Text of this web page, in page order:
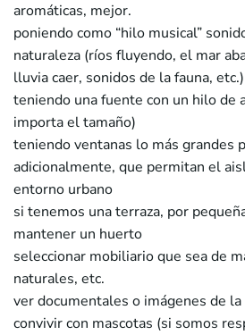
aromáticas, mejor.
poniendo como “hilo musical”
naturaleza (ríos fluyendo, el mar
lluvia caer, sonidos de la fauna, etc.)
teniendo una fuente con un hilo de
importa el tamaño)
teniendo ventanas lo más grandes
adicionalmente, que permitan el
entorno urbano
si tenemos una terraza, por
mantener un huerto
seleccionar mobiliario que sea de
naturales, etc.
ver documentales o imágenes de
convivir con mascotas (si somos